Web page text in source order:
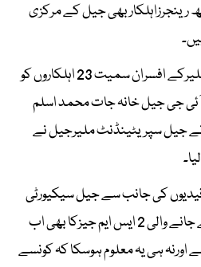
بھی جیل کے مرکزی
دوسری جانب ڈسٹرکٹ جیل ملیرکے افسران سمیت 23 اہلکاروں کو
جی جیل خانہ جات محمد اسلم
جیل سپریٹینڈنٹ ملیرجیل نے
کی جانب سے جیل سیکیورٹی
پرتعینات اہلکاروں سے چھینے جانے والی 2 ایس ایم جیزکا بھی اب
ہی یہ معلوم ہوسکا کہ کونسے